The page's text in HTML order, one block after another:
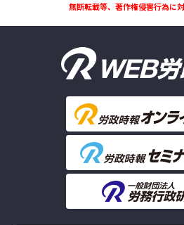
無断転載等、著作権侵害行為に